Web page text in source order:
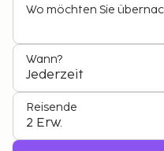
Wo möchten Sie
Wann?
Jederzeit
Reisende
2 Erw.